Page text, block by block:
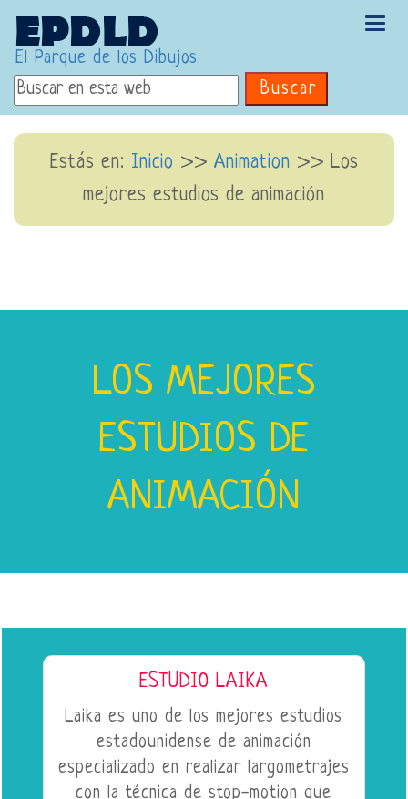
El Parque de los Dibujos
Buscar
Estás en: Inicio >> Animation >> Los
mejores estudios de animación
LOS MEJORES
ESTUDIOS DE
ANIMACIÓN
ESTUDIO LAIKA
Laika es uno de los mejores estudios
estadounidense de animación
especializado en realizar largometrajes
con la técnica de stop-motion que